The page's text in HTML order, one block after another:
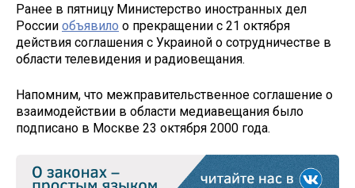
Ранее в пятницу Министерство иностранных дел
России объявило о прекращении с 21 октября
действия соглашения с Украиной о сотрудничестве в
области телевидения и радиовещания.
Напомним, что межправительственное соглашение о
взаимодействии в области медиавещания было
подписано в Москве 23 октября 2000 года.